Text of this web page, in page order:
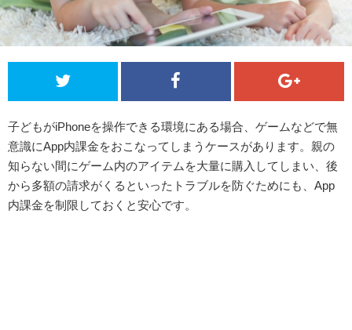
子どもがiPhoneを操作できる環境にある場合、ゲームなどで無
意識にApp内課金をおこなってしまうケースがあります。親の
知らない間にゲーム内のアイテムを大量に購入してしまい、後
から多額の請求がくるといったトラブルを防ぐためにも、App
内課金を制限しておくと安心です。